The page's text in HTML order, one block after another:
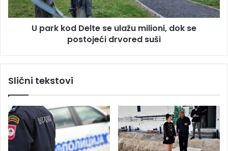
r
e
e
l
i
F
B
d
D
e
a
ž
u
m
U park kod Delte se ulažu milioni, dok se
postojeći drvored suši
Slični tekstovi